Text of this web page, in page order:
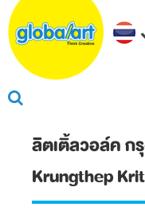
ลิตเติ้ลวอล์ค ก
Krungthep